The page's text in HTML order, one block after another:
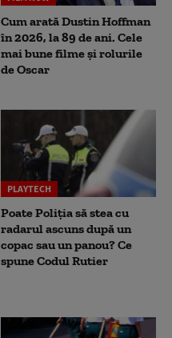
Cum arată Dustin Hoffman
în 2026, la 89 de ani. Cele
mai bune filme și rolurile
de Oscar
PLAYTECH
Poate Poliția să stea cu
radarul ascuns după un
copac sau un panou? Ce
spune Codul Rutier